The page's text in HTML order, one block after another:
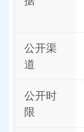
公开渠
道
公开时
限